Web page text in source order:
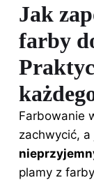
Jak
farby
Farbowanie
zachwycić,
plamy z